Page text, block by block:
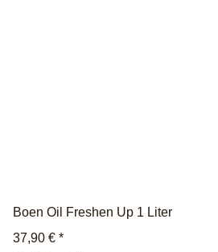
Boen Oil Freshen Up 1 Liter
37,90 € *